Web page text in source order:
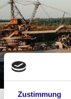
Zustimmung